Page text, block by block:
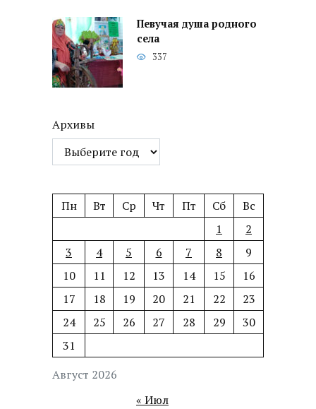
Певучая душа родного
села
337
Архивы
Август 2026
Пн Вт Ср Чт Пт Сб
Вс
1
2
3
4 5 6 7 8
9
10
11 12 13 14 15
16
17
18 19 20 21 22
23
24
25 26 27 28 29
30
31
« Июл